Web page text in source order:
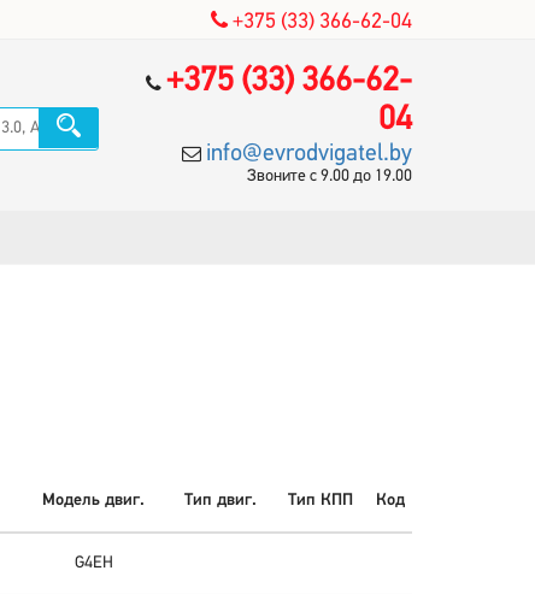
+375 (33) 366-62-04
+375 (33) 366-62-
04
info@evrodvigatel.by
Звоните с 9.00 до 19.00
Модель двиг. Тип двиг. Тип КПП Код
G4EH